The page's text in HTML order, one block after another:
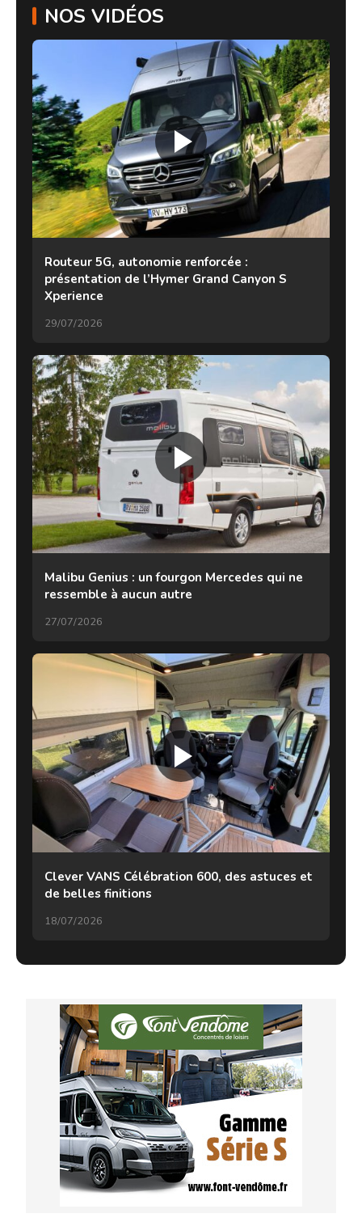
NOS VIDÉOS
Routeur 5G, autonomie renforcée :
présentation de l’Hymer Grand Canyon S
Xperience
29/07/2026
Malibu Genius : un fourgon Mercedes qui ne
ressemble à aucun autre
27/07/2026
Clever VANS Célébration 600, des astuces et
de belles finitions
18/07/2026